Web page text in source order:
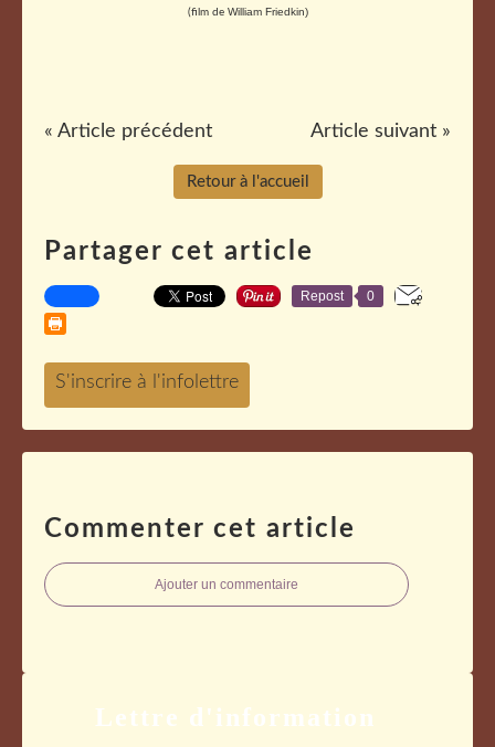
(film de William Friedkin)
« Article précédent Article suivant »
Retour à l'accueil
Partager cet article
Repost 0
Commenter cet article
Ajouter un commentaire